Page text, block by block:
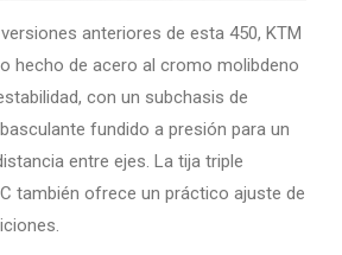
anteriores de esta 450, KTM
hecho de acero al cromo molibdeno
con un subchasis de
fundido a presión para un
entre ejes. La tija triple
también ofrece un práctico ajuste de